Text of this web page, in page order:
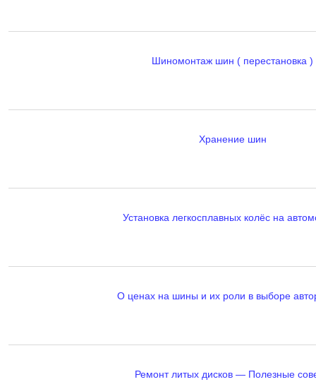
Шиномонтаж шин ( перестановка )
Хранение шин
Установка легкосплавных колёс на
О ценах на шины и их роли в выборе
Ремонт литых дисков — Полезные